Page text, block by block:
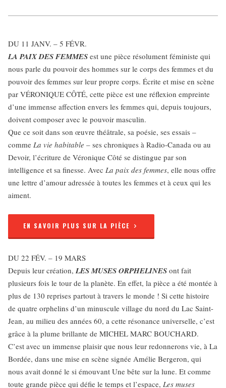
DU 11 JANV. – 5 FÉVR.
LA PAIX DES FEMMES est une pièce résolument féministe qui
nous parle du pouvoir des hommes sur le corps des femmes et du
pouvoir des femmes sur leur propre corps. Écrite et mise en scène
par VÉRONIQUE CÔTÉ, cette pièce est une réflexion empreinte
d’une immense affection envers les femmes qui, depuis toujours,
doivent composer avec le pouvoir masculin.
Que ce soit dans son œuvre théâtrale, sa poésie, ses essais –
comme La vie habitable – ses chroniques à Radio-Canada ou au
Devoir, l’écriture de Véronique Côté se distingue par son
intelligence et sa finesse. Avec La paix des femmes, elle nous offre
une lettre d’amour adressée à toutes les femmes et à ceux qui les
aiment.
EN SAVOIR PLUS SUR LA PIÈCE
DU 22 FÉV. – 19 MARS
Depuis leur création,LES MUSES ORPHELINES ont fait
plusieurs fois le tour de la planète. En effet, la pièce a été montée à
plus de 130 reprises partout à travers le monde ! Si cette histoire
de quatre orphelins d’un minuscule village du nord du Lac Saint-
Jean, au milieu des années 60, a cette résonance universelle, c’est
grâce à la plume brillante de MICHEL MARC BOUCHARD.
C’est avec un immense plaisir que nous leur redonnerons vie, à La
Bordée, dans une mise en scène signée Amélie Bergeron, qui
nous avait donné le si émouvant Une bête sur la lune. Et comme
toute grande pièce qui défie le temps et l’espace, Les muses